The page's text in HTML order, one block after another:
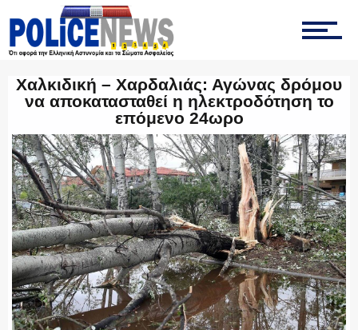
ΤΡΟΧΑΙΑ
ΟΠΚΕ
ΟΜΑΔΑ “Ζ”
ΕΚΑΜ
Χαλκιδική – Χαρδαλιάς: Αγώνας δρόμου
να αποκατασταθεί η ηλεκτροδότηση το
επόμενο 24ωρο